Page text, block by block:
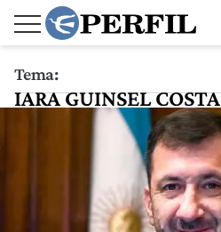
Tema:
IARA GUINSEL COSTA